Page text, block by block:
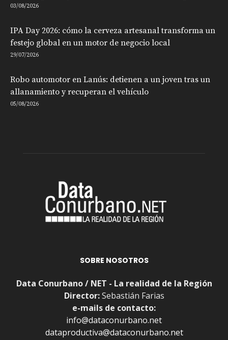
03/08/2026
IPA Day 2026: cómo la cerveza artesanal transforma un
festejo global en un motor de negocio local
29/07/2026
Robo automotor en Lanús: detienen a un joven tras un
allanamiento y recuperan el vehículo
05/08/2026
SOBRE NOSOTROS
Data Conurbano / NET - La realidad de la Región
Director:Sebastián Farias
e-mails de contacto:
info@dataconurbano.net
dataproductiva@dataconurbano.net